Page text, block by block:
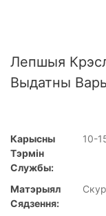
Лепшыя
Выдатны
Карысны
Тэрмін
Службы:
10-
Матэрыял
Сядзення: